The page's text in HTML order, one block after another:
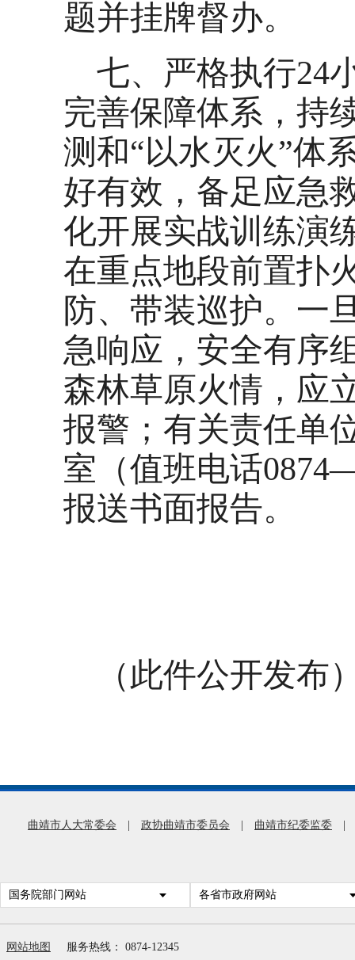
题并挂牌督办。
七、严格执行24
完善保障体系，持
测和“以水灭火”体
好有效，备足应急
化开展实战训练演
在重点地段前置扑
防、带装巡护。一
急响应，安全有序
森林草原火情，应
报警；有关责任单
室（值班电话
报送书面报告。
（此件公开发布
曲靖市人大常委会 政协曲靖市委员会 曲靖市纪委监委
国务院部门网站 各省市政府网站
网站地图
服务热线： 0874-12345